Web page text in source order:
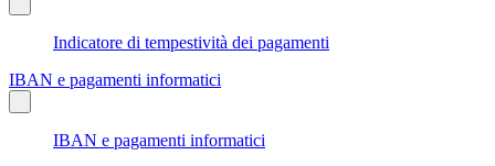
Indicatore di tempestività dei pagamenti
IBAN e pagamenti informatici
IBAN e pagamenti informatici